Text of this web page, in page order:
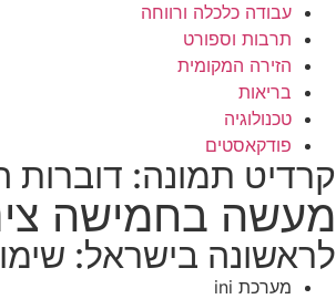
עבודה כלכלה ורווחה
תרבות וספורט
הזירה המקומית
בריאות
טכנולוגיה
פודקאסטים
קרדיט תמונה: דוברות
מעשה בחמישה
לראשונה בישראל:
מערכת ini